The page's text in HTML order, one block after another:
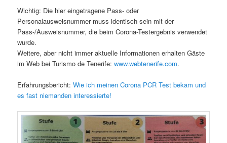
Wichtig: Die hier eingetragene Pass- oder
Personalausweisnummer muss identisch sein mit der
Pass-/Ausweisnummer, die beim Corona-Testergebnis verwendet
wurde.
Weitere, aber nicht immer aktuelle Informationen erhalten Gäste
im Web bei Turismo de Tenerife:www.webtenerife.com.
Erfahrungsbericht:Wie ich meinen Corona PCR Test bekam und
es fast niemanden interessierte!